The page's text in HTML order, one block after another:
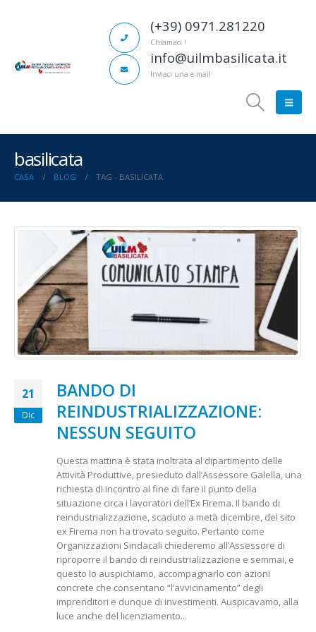
(+39) 0971.281220
Chiamaci !
info@uilmbasilicata.it
Inviaci una e-mail
basilicata
CASA BLOG TAG - BASILICATA
21
Dic
BANDO DI
REINDUSTRIALIZZAZIONE:
NESSUN SEGUITO
Questa mattina è stata inoltrata al dipartimento delle
Attività Produttive, presieduto dall’Assessore Galella, una
richiesta di incontro al fine di fare il punto della
situazione circa i lavoratori dell’Ex Firema. Il bando di
reindustrializzazione, scaduto a metà dicembre, del sito
ex Firema non ha trovato seguito. Pertanto come
Organizzazioni Sindacali chiederemo all’Assessore di
riproporre il bando di reindustrializzazione e semmai, e
questo lo auspichiamo, accompagnarlo con azioni
concrete che consentano “l’avvicinamento” degli
imprenditori e dunque di investimenti. Auspicavamo, alla
luce anche del licenziamento...